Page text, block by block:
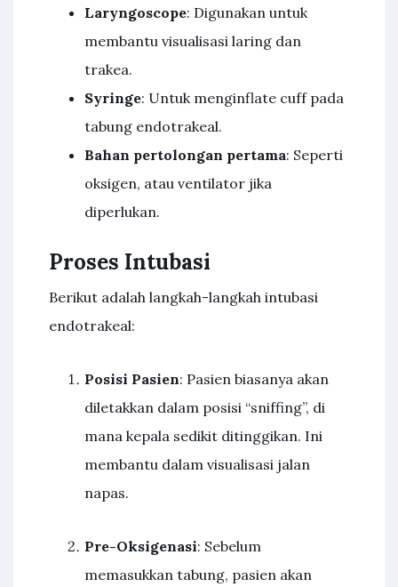
Laryngoscope: Digunakan untuk
membantu visualisasi laring dan
trakea.
Syringe: Untuk menginflate cuff pada
tabung endotrakeal.
Bahan pertolongan pertama: Seperti
oksigen, atau ventilator jika
diperlukan.
Proses Intubasi
Berikut adalah langkah-langkah intubasi
endotrakeal:
Posisi Pasien: Pasien biasanya akan
diletakkan dalam posisi “sniffing”, di
mana kepala sedikit ditinggikan. Ini
membantu dalam visualisasi jalan
napas.
Pre-Oksigenasi: Sebelum
memasukkan tabung, pasien akan